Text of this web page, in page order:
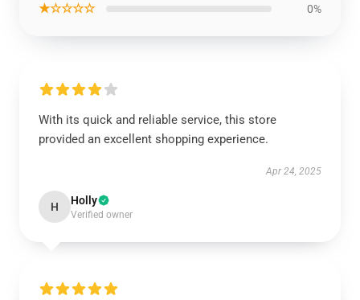
★☆☆☆☆ 0%
With its quick and reliable service, this store
provided an excellent shopping experience.
Apr 24, 2025
H Holly
Verified owner